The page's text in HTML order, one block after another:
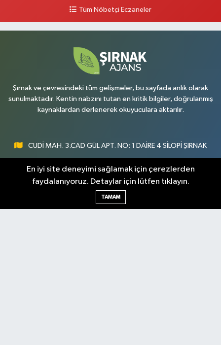
Tüm Nöbetçi Eczaneler
Şırnak ve çevresindeki tüm gelişmeler, bu sayfada anlık olarak
sunulmaktadır. Kentin nabzını tutan en kritik bilgiler, doğrulanmış
kaynaklardan derlenerek okuyuculara aktarılır.
CUDİ MAH. 3.CAD GÜL APT. NO: 1 DAİRE 4 SİLOPİ ŞIRNAK
0547 300 73 73
[email protected]
En iyi site deneyimi sağlamak için çerezlerden
faydalanıyoruz. Detaylar için lütfen tıklayın.
TAMAM